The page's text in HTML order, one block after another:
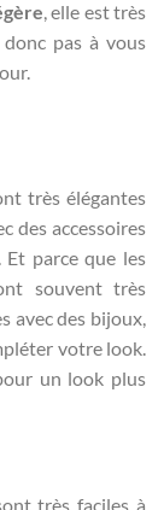
, elle est très
donc pas à vous
très élégantes
des accessoires
parce que les
souvent très
avec des bijoux,
votre look.
un look plus
très faciles à